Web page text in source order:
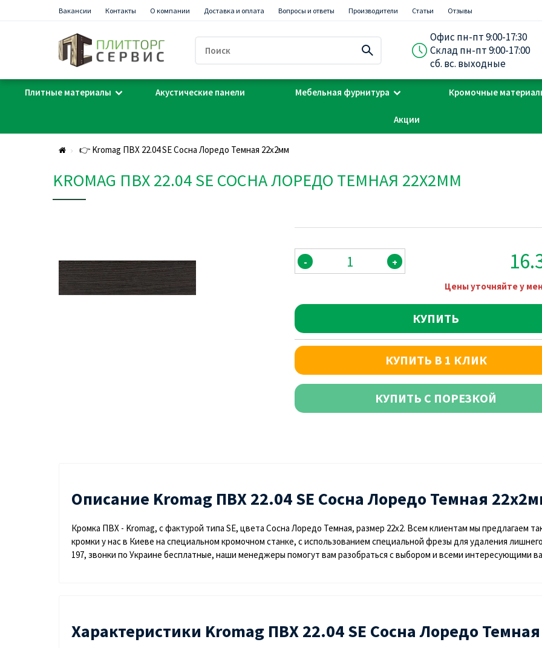
Вакансии Контакты О компании Доставка и оплата Вопросы и ответы Производители Статьи Отзывы
Офис пн-пт 9:00-17:30
Склад пн-пт 9:00-17:00
сб. вс. выходные
Плитные материалы Акустические панели Мебельная фурнитура Кромочные
Акции
👉 Kromag ПВХ 22.04 SЕ Сосна Лоредо Темная 22х2мм
KROMAG ПВХ 22.04 SЕ СОСНА ЛОРЕДО ТЕМНАЯ 22Х2ММ
- +
Цены уточняйте у
КУПИТЬ
КУПИТЬ В 1 КЛИК
КУПИТЬ С ПОРЕЗКОЙ
Описание Kromag ПВХ 22.04 SЕ Сосна Лоредо Темная
Кромка ПВХ - Kromag, с фактурой типа SE, цвета Сосна Лоредо Темная, размер 22х2. Всем клиентам мы предлагаем
кромки у нас в Киеве на специальном кромочном станке, с использованием специальной фрезы для удаления
197, звонки по Украине бесплатные, наши менеджеры помогут вам разобраться с выбором и всеми интересующими
Характеристики Kromag ПВХ 22.04 SЕ Сосна Лоредо